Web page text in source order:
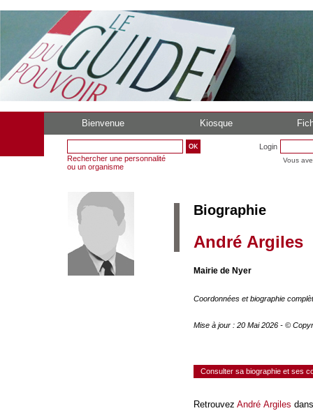
Bienvenue Kiosque
Rechercher une personnalité
ou un organisme
Login
Vous
Biographie
André Argiles
Mairie de Nyer
Coordonnées et biographie
Mise à jour : 20 Mai 2026 - ©
Consulter sa biographie et ses
Retrouvez André Argiles